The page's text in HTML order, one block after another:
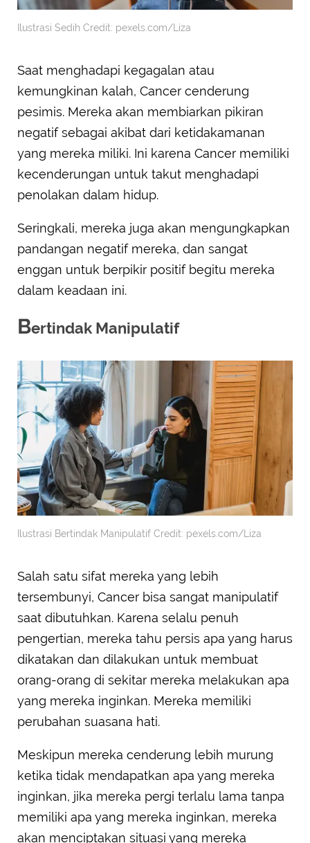
Ilustrasi Sedih Credit: pexels.com/Liza
Saat menghadapi kegagalan atau
kemungkinan kalah, Cancer cenderung
pesimis. Mereka akan membiarkan pikiran
negatif sebagai akibat dari ketidakamanan
yang mereka miliki. Ini karena Cancer memiliki
kecenderungan untuk takut menghadapi
penolakan dalam hidup.
Seringkali, mereka juga akan mengungkapkan
pandangan negatif mereka, dan sangat
enggan untuk berpikir positif begitu mereka
dalam keadaan ini.
Bertindak Manipulatif
Ilustrasi Bertindak Manipulatif Credit: pexels.com/Liza
Salah satu sifat mereka yang lebih
tersembunyi, Cancer bisa sangat manipulatif
saat dibutuhkan. Karena selalu penuh
pengertian, mereka tahu persis apa yang harus
dikatakan dan dilakukan untuk membuat
orang-orang di sekitar mereka melakukan apa
yang mereka inginkan. Mereka memiliki
perubahan suasana hati.
Meskipun mereka cenderung lebih murung
ketika tidak mendapatkan apa yang mereka
inginkan, jika mereka pergi terlalu lama tanpa
memiliki apa yang mereka inginkan, mereka
akan menciptakan situasi yang mereka